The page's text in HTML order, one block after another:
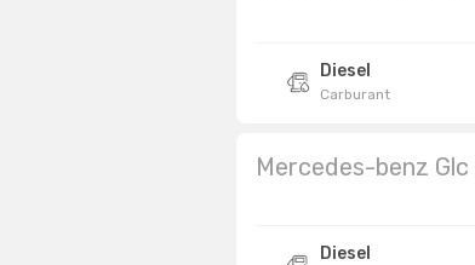
Diesel
Carburant
Mercedes-benz Glc
Diesel